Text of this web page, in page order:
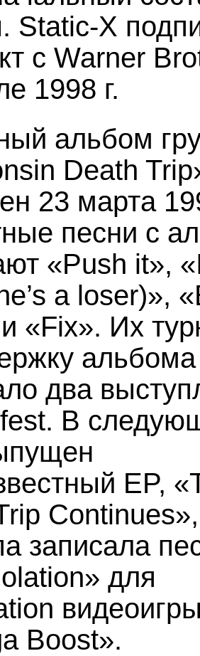
Static-X
с Warner
1998 г.
альбом
Death
23 марта
песни с
«Push it»,
a loser)»,
«Fix». Их
альбома
два
В
EP,
Continues»,
записала
для
Boost».